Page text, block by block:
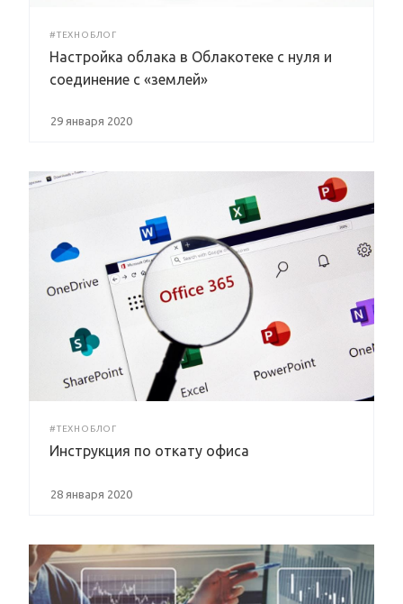
#ТЕХНОБЛОГ
Настройка облака в Облакотеке с нуля и
соединение с «землей»
29 января 2020
#ТЕХНОБЛОГ
Инструкция по откату офиса
28 января 2020